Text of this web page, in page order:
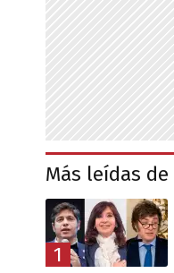
Más leídas
1